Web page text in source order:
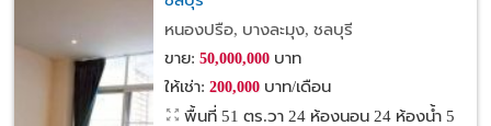
หนองปรือ, บางละมุง, ชลบุรี
ขาย: 50,000,000บาท
ให้เช่า: 200,000บาท/เดือน
พื้นที่ 51 ตร.วา 24 ห้องนอน 24 ห้องน้ำ 5